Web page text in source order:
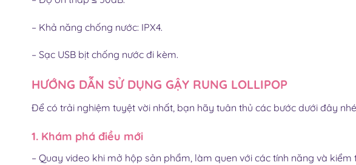
– Khả năng chống nước: IPX4.
– Sạc USB bịt chống nước đi kèm.
HƯỚNG DẪN SỬ DỤNG GẬY RUNG LOLLIPOP
Để có trải nghiệm tuyệt vời nhất, bạn hãy tuân thủ các bước dưới đây
1. Khám phá điều mới
– Quay video khi mở hộp sản phẩm, làm quen với các tính năng và kiểm